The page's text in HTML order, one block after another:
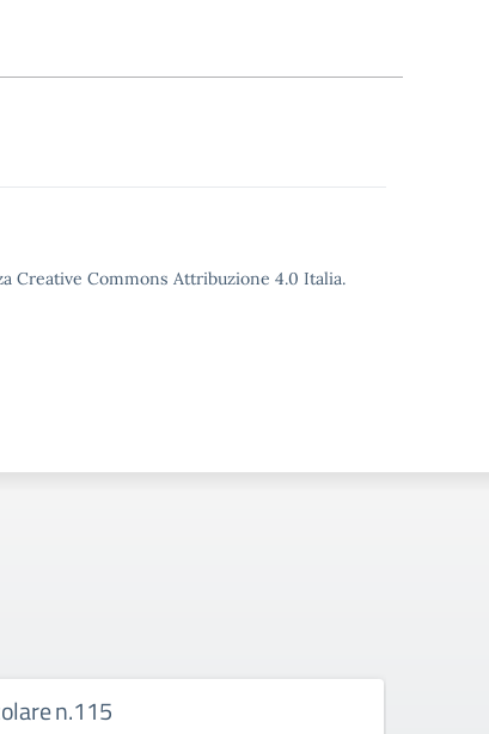
Creative Commons Attribuzione 4.0 Italia.
n.115